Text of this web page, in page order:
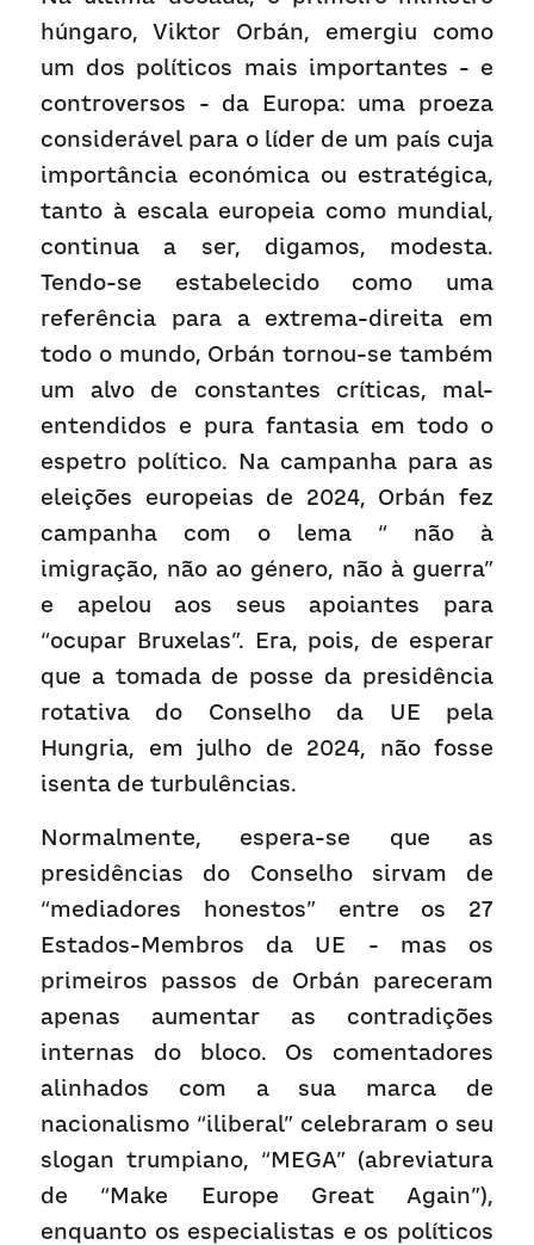
Receba atualizações
húngaro, Viktor Orbán, emergiu como
um dos políticos mais importantes - e
controversos - da Europa: uma proeza
considerável para o líder de um país cuja
importância económica ou estratégica,
tanto à escala europeia como mundial,
continua a ser, digamos, modesta.
Tendo-se estabelecido como uma
referência para a extrema-direita em
todo o mundo, Orbán tornou-se também
um alvo de constantes críticas, mal-
entendidos e pura fantasia em todo o
espetro político. Na campanha para as
eleições europeias de 2024, Orbán fez
campanha com o lema “ não à
imigração, não ao género, não à guerra”
e apelou aos seus apoiantes para
“ocupar Bruxelas”. Era, pois, de esperar
que a tomada de posse da presidência
rotativa do Conselho da UE pela
Hungria, em julho de 2024, não fosse
isenta de turbulências.
Normalmente, espera-se que as
presidências do Conselho sirvam de
“mediadores honestos” entre os 27
Estados-Membros da UE - mas os
primeiros passos de Orbán pareceram
apenas aumentar as contradições
internas do bloco. Os comentadores
alinhados com a sua marca de
nacionalismo “iliberal” celebraram o seu
slogan trumpiano, “MEGA” (abreviatura
de “Make Europe Great Again”),
enquanto os especialistas e os políticos